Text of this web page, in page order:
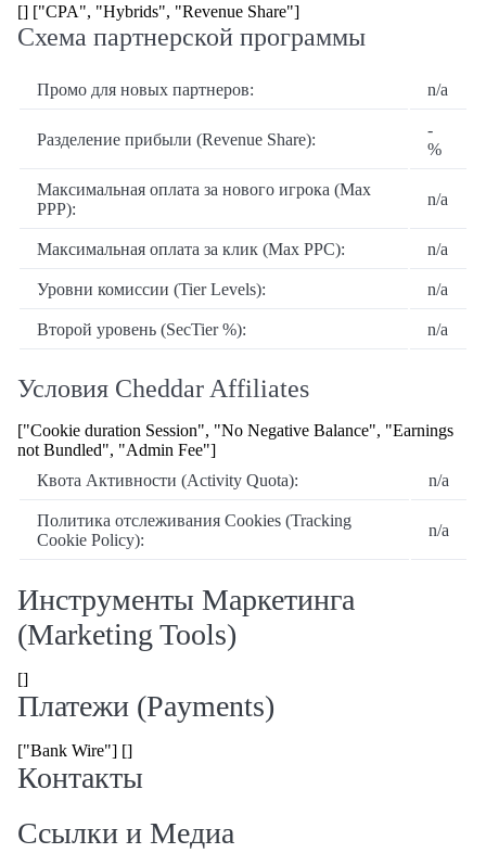
[] ["CPA", "Hybrids", "Revenue Share"]
Схема партнерской программы
Промо для новых партнеров: n/a
Разделение прибыли (Revenue Share):
-
%
Максимальная оплата за нового игрока (Max
PPP):
n/a
Максимальная оплата за клик (Max PPC): n/a
Уровни комиссии (Tier Levels): n/a
Второй уровень (SecTier %): n/a
Условия Cheddar Affiliates
["Cookie duration Session", "No Negative Balance", "Earnings
not Bundled", "Admin Fee"]
Квота Активности (Activity Quota):
n/a
Политика отслеживания Cookies (Tracking
Cookie Policy):
n/a
Инструменты Маркетинга
(Marketing Tools)
[]
Платежи (Payments)
["Bank Wire"] []
Контакты
Ссылки и Медиа